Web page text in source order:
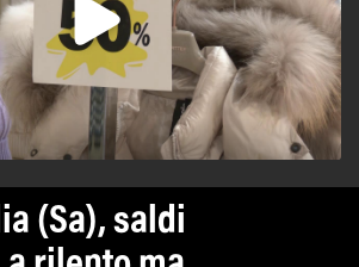
(Sa), saldi